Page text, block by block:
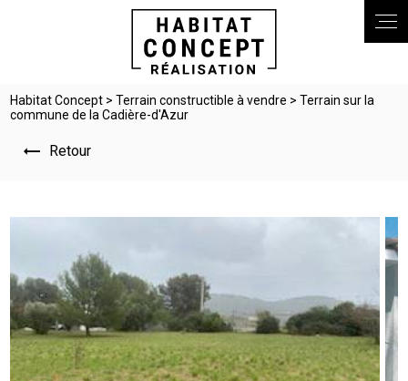
Habitat Concept >Terrain constructible à vendre > Terrain sur la
commune de la Cadière-d'Azur
Retour
Panneau de gestion des cookies